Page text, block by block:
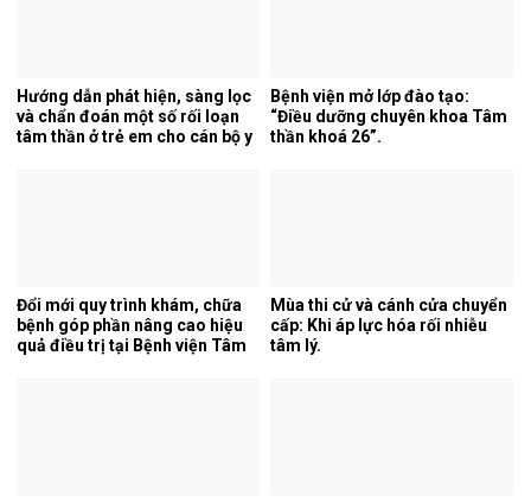
Hướng dẫn phát hiện, sàng lọc
và chẩn đoán một số rối loạn
tâm thần ở trẻ em cho cán bộ y
Bệnh viện mở lớp đào tạo:
“Điều dưỡng chuyên khoa Tâm
thần khoá 26”.
Đổi mới quy trình khám, chữa
bệnh góp phần nâng cao hiệu
quả điều trị tại Bệnh viện Tâm
Mùa thi cử và cánh cửa chuyển
cấp: Khi áp lực hóa rối nhiễu
tâm lý.